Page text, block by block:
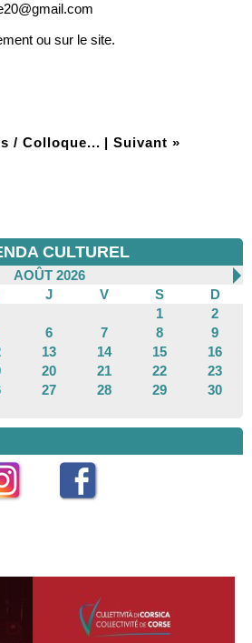
ou sur le site.
/ Colloque... | Suivant »
CULTUREL
AOÛT 2026
J V S
D
1
2
6 7 8
9
13 14 15
16
20 21 22
23
27 28 29
30